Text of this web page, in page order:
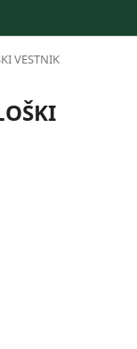
VESTNIK